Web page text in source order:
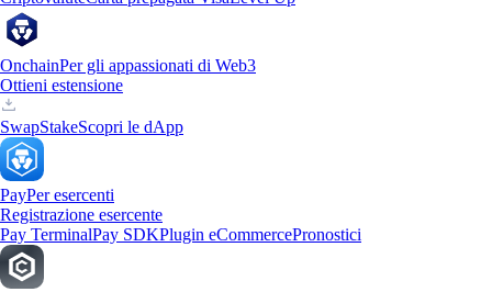
OnchainPer gli appassionati di Web3
Ottieni estensione
SwapStakeScopri le dApp
PayPer esercenti
Registrazione esercente
Pay TerminalPay SDKPlugin eCommercePronostici